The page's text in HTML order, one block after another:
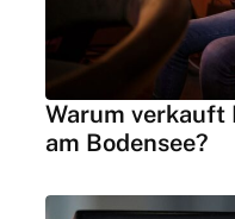
Warum verkauft
am Bodensee?